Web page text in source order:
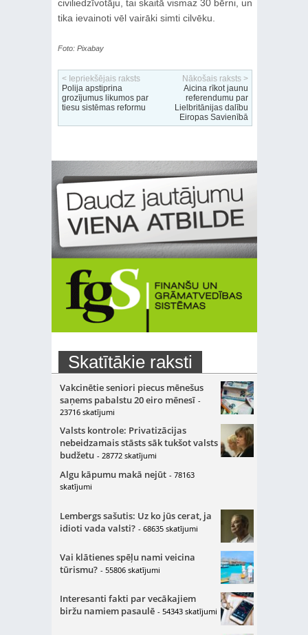
civiliedzīvotāju, tai skaitā vismaz 30 bērni, un
tika ievainoti vēl vairāki simti cilvēku.
Foto: Pixabay
< Iepriekšējais raksts
Polija apstiprina
grozījumus likumos par
tiesu sistēmas reformu
Nākošais raksts >
Aicina rīkot jaunu
referendumu par
Lielbritānijas dalību
Eiropas Savienībā
Skatītākie raksti
Vakcinētie seniori piecus mēnešus
saņems pabalstu 20 eiro mēnesī -
23716 skatījumi
Valsts kontrole: Privatizācijas
nebeidzamais stāsts sāk tukšot valsts
budžetu - 28772 skatījumi
Algu kāpumu makā nejūt - 78163
skatījumi
Lembergs sašutis: Uz ko jūs cerat, ja
idioti vada valsti? - 68635 skatījumi
Vai klātienes spēļu nami veicina
tūrismu? - 55806 skatījumi
Interesanti fakti par vecākajiem
biržu namiem pasaulē - 54343 skatījumi